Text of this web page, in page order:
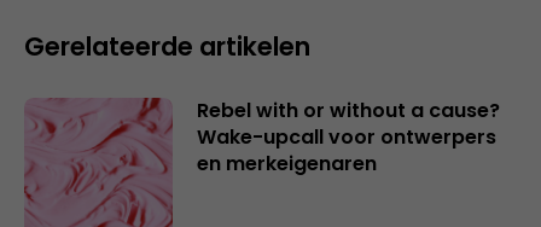
Gerelateerde artikelen
Rebel with or without a cause?
Wake-upcall voor ontwerpers
en merkeigenaren